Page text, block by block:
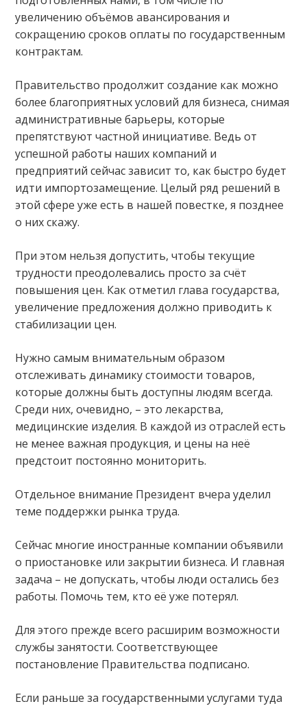
увеличению объёмов авансирования и
сокращению сроков оплаты по государственным
контрактам.
Правительство продолжит создание как можно
более благоприятных условий для бизнеса, снимая
административные барьеры, которые
препятствуют частной инициативе. Ведь от
успешной работы наших компаний и
предприятий сейчас зависит то, как быстро будет
идти импортозамещение. Целый ряд решений в
этой сфере уже есть в нашей повестке, я позднее
о них скажу.
При этом нельзя допустить, чтобы текущие
трудности преодолевались просто за счёт
повышения цен. Как отметил глава государства,
увеличение предложения должно приводить к
стабилизации цен.
Нужно самым внимательным образом
отслеживать динамику стоимости товаров,
которые должны быть доступны людям всегда.
Среди них, очевидно, – это лекарства,
медицинские изделия. В каждой из отраслей есть
не менее важная продукция, и цены на неё
предстоит постоянно мониторить.
Отдельное внимание Президент вчера уделил
теме поддержки рынка труда.
Сейчас многие иностранные компании объявили
о приостановке или закрытии бизнеса. И главная
задача – не допускать, чтобы люди остались без
работы. Помочь тем, кто её уже потерял.
Для этого прежде всего расширим возможности
службы занятости. Соответствующее
постановление Правительства подписано.
Если раньше за государственными услугами туда